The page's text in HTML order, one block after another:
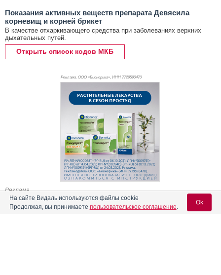
Показания активных веществ препарата Девясила
корневищ и корней брикет
В качестве отхаркивающего средства при заболеваниях верхних
дыхательных путей.
Открыть список кодов МКБ
Реклама. ООО «Бионорика», ИНН 7729590470
Реклама
На сайте Видаль используются файлы cookie
Продолжая, вы принимаете пользовательское соглашение.
Ok